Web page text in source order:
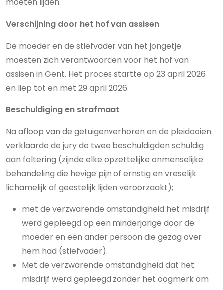
Verschijning door het hof van assisen
De moeder en de stiefvader van het jongetje
moesten zich verantwoorden voor het hof van
assisen in Gent. Het proces startte op 23 april 2026
en liep tot en met 29 april 2026.
Beschuldiging en strafmaat
Na afloop van de getuigenverhoren en de pleidooien
verklaarde de jury de twee beschuldigden schuldig
aan foltering (zijnde elke opzettelijke onmenselijke
behandeling die hevige pijn of ernstig en vreselijk
lichamelijk of geestelijk lijden veroorzaakt);
met de verzwarende omstandigheid het misdrijf
werd gepleegd op een minderjarige door de
moeder en een ander persoon die gezag over
hem had (stiefvader).
Met de verzwarende omstandigheid dat het
misdrijf werd gepleegd zonder het oogmerk om